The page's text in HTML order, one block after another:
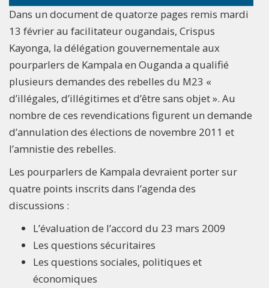
Dans un document de quatorze pages remis mardi
13 février au facilitateur ougandais, Crispus
Kayonga, la délégation gouvernementale aux
pourparlers de Kampala en Ouganda a qualifié
plusieurs demandes des rebelles du M23 «
d’illégales, d’illégitimes et d’être sans objet ». Au
nombre de ces revendications figurent un demande
d’annulation des élections de novembre 2011 et
l’amnistie des rebelles.
Les pourparlers de Kampala devraient porter sur
quatre points inscrits dans l’agenda des
discussions :
L’évaluation de l’accord du 23 mars 2009
Les questions sécuritaires
Les questions sociales, politiques et
économiques